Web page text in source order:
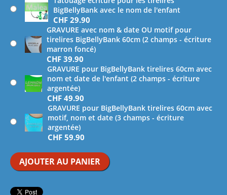
BigBellyBank avec le nom de l'enfant
CHF 29.90
GRAVURE avec nom & date OU motif pour
tirelires BigBellyBank 60cm (2 champs - écriture
marron foncé)
CHF 39.90
GRAVURE pour BigBellyBank tirelires 60cm avec
nom et date de l'enfant (2 champs - écriture
argentée)
CHF 49.90
GRAVURE pour BigBellyBank tirelires 60cm avec
motif, nom et date (3 champs - écriture
argentée)
CHF59.90
AJOUTER AU PANIER